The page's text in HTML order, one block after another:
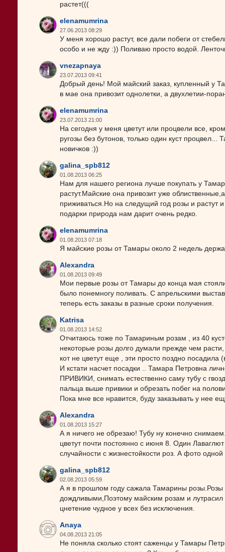
растет(((
elenamumrina
27.06.2013 08:29
У меня хорошо растут, все дали побеги от
особо и не жду :)) Поливаю просто водой.
vnezapnaya
23.07.2013 09:41
Добрый день! Мой майский заказ, купленный у
в мае она привозит однолетки, а двухлетии-
elenamumrina
23.07.2013 21:00
На сегодня у меня цветут или процвели все,
ругозы без бутонов, только один куст
новичков :))
galina_spb812
01.08.2013 06:25
Нам для нашего региона лучше покупать у
растут.Майские она привозит уже
приживаться.Но на следущий год розы и растут
подарки природа нам дарит очень редко.
elenamumrina
01.08.2013 07:18
Я майские розы от Тамары около 2 недель
Alexandra
01.08.2013 09:49
Мои первые розы от Тамары до конца мая
было понемногу поливать. С апрельскими
теперь есть заказы в разные сроки получения.
Katrisa
01.08.2013 14:52
Отчитаюсь тоже по Тамариным розам , из 40
некоторые розы долго думали прежде чем
кот не цветут еще , эти просто поздно
И кстати насчет посадки .. Тамара Петровна
ПРИВИКИ, снимать естественно саму тубу с
пальца выше привики и обрезать побег на
Пока мне все нравится, буду заказывать у нее
Alexandra
01.08.2013 15:27
А я ничего не обрезаю! Тубу ну конечно
цветут почти постоянно с июня 8. Один
случайности с жизнестойкости роз. А фото
galina_spb812
02.08.2013 05:59
А я в прошлом году сажала Тамарины розы.Розы
дождливыми,Поэтому майским розам и лутрасил
цнетение чудное у всех без исключения.
Anaya
04.08.2013 21:05
Не поняла сколько стоят саженцы у Тамары